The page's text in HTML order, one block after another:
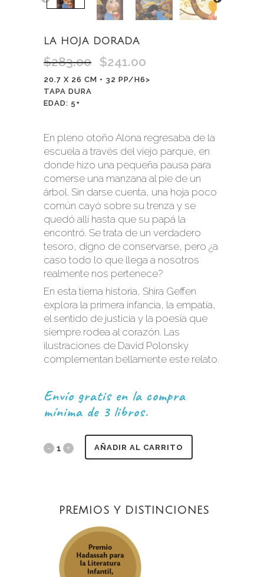
LA HOJA DORADA
$283.00
El
precio
$241.00
20.7 X 26 CM • 32 PP/H6>
TAPA DURA
EDAD: 5+
En pleno otoño Alona regresaba de la
escuela a través del viejo parque, en
donde hizo una pequeña pausa para
comerse una manzana al pie de un
árbol. Sin darse cuenta, una hoja poco
común cayó sobre su trenza y se
quedó allí hasta que su papá la
encontró. Se trata de un verdadero
tesoro, digno de conservarse, pero ¿a
caso todo lo que llega a nosotros
realmente nos pertenece?
En esta tierna historia, Shira Geffen
explora la primera infancia, la empatía,
el sentido de justicia y la poesía que
siempre rodea al corazón. Las
ilustraciones de David Polonsky
complementan bellamente este relato.
Envío gratis en la compra
mínima de 3 libros.
AÑADIR AL CARRITO
PREMIOS Y DISTINCIONES